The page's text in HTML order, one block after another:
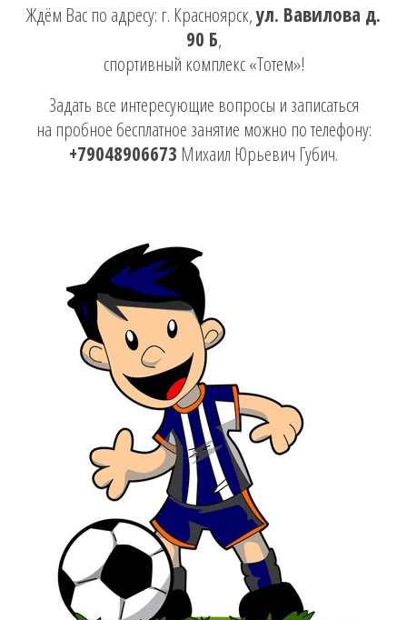
Ждём Вас по адресу: г. Красноярск,ул. Вавилова д.
90 Б,
спортивный комплекс «Тотем»!
Задать все интересующие вопросы и записаться
на пробное бесплатное занятие можно по телефону:
+79048906673 Михаил Юрьевич Губич.